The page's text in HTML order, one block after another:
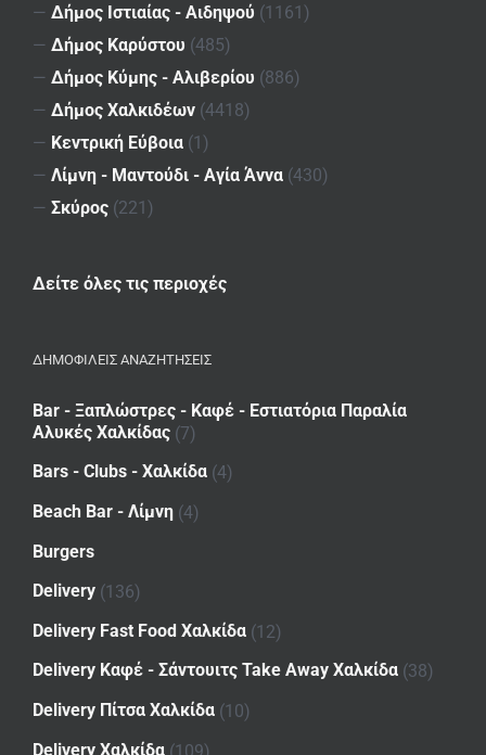
— Δήμος Ιστιαίας - Αιδηψού (1161)
— Δήμος Καρύστου (485)
— Δήμος Κύμης - Αλιβερίου (886)
— Δήμος Χαλκιδέων (4418)
— Κεντρική Εύβοια (1)
— Λίμνη - Μαντούδι - Αγία Άννα (430)
— Σκύρος (221)
Δείτε όλες τις περιοχές
ΔΗΜΟΦΙΛΕΙΣ ΑΝΑΖΗΤΗΣΕΙΣ
Bar - Ξαπλώστρες - Καφέ - Εστιατόρια Παραλία
Αλυκές Χαλκίδας (7)
Bars - Clubs - Χαλκίδα (4)
Beach Bar - Λίμνη (4)
Burgers
Delivery (136)
Delivery Fast Food Χαλκίδα (12)
Delivery Καφέ - Σάντουιτς Take Away Χαλκίδα (38)
Delivery Πίτσα Χαλκίδα (10)
Delivery Χαλκίδα